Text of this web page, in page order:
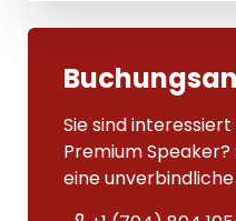
Sie sind
Premium
eine